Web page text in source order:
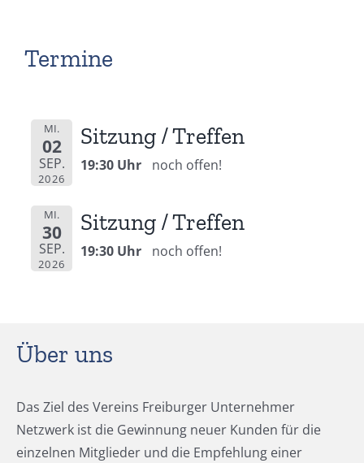
Termine
MI.
02
SEP.
2026
Sitzung / Treffen
19:30 Uhr noch offen!
MI.
30
SEP.
2026
Sitzung / Treffen
19:30 Uhr noch offen!
Über uns
Das Ziel des Vereins Freiburger Unternehmer
Netzwerk ist die Gewinnung neuer Kunden für die
einzelnen Mitglieder und die Empfehlung einer